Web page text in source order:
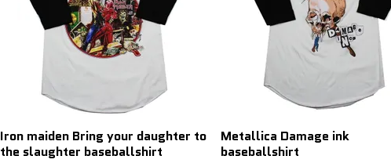
Iron maiden Bring your daughter to
the slaughter baseballshirt
Metallica Damage ink
baseballshirt